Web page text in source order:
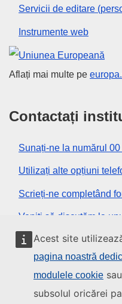
Acest site
pagina noastră
modulele cookie
subsolul oricărei
Servicii de editare
Instrumente web
Uniunea
Aflați mai multe pe
Contactați
Sunați-ne la numărul
Utilizați alte opțiuni
Scrieți-ne completând
Veniți să discutăm la
Rețele sociale